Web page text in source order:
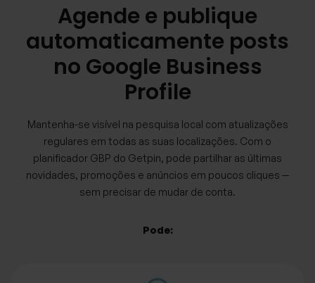
Agende e publique
automaticamente posts
no Google Business
Profile
Mantenha-se visível na pesquisa local com atualizações
regulares em todas as suas localizações. Com o
planificador GBP do Getpin, pode partilhar as últimas
novidades, promoções e anúncios em poucos cliques —
sem precisar de mudar de conta.
Pode: